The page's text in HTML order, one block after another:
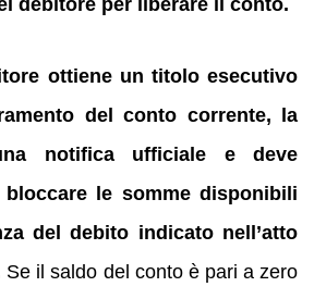
ottiene un titolo esecutivo
del conto corrente, la
notifica ufficiale e deve
bloccare le somme disponibili
del debito indicato nell’atto
Se il saldo del conto è pari a zero